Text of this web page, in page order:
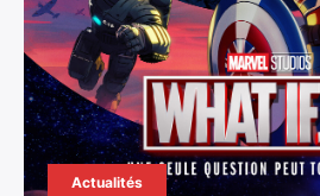
Actualités